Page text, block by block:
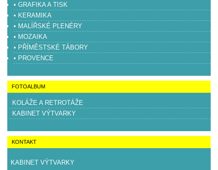
• GRAFIKA A TISK
• KERAMIKA
• MALÍŘSKÉ PLENÉRY
• MOZAIKA
• PŘÍMĚSTSKÉ TÁBORY
• PROVENCE
FOTOALBUM
KOLÁŽE A RETROTÁŽE
KABINET VÝTVARKY
KONTAKT
KABINET VÝTVARKY